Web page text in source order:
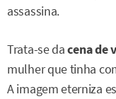
assassina.
Trata-se dacena de
mulher que tinha
A imagem eterniza